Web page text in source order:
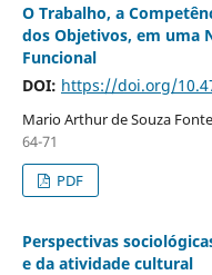
O Trabalho, a
dos Objetivos, em uma
Funcional
DOI: https://doi.org/
Mario Arthur de Souza
64-71
PDF
Perspectivas
e da atividade cultural